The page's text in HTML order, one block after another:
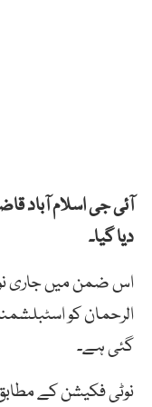
آئی جی اسلام آباد
دیا گیا۔
اس ضمن میں جاری
الرحمان کو
گئی ہے۔